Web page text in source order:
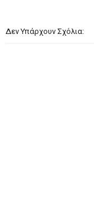
Δεν Υπάρχουν Σχόλια: